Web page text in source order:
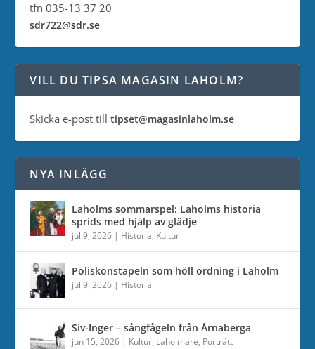
tfn 035-13 37 20
sdr722@sdr.se
VILL DU TIPSA MAGASIN LAHOLM?
Skicka e-post tilltipset@magasinlaholm.se
NYA INLÄGG
Laholms sommarspel: Laholms historia
sprids med hjälp av glädje
jul 9, 2026 | Historia, Kultur
Poliskonstapeln som höll ordning i Laholm
jul 9, 2026 | Historia
Siv-Inger – sångfågeln från Årnaberga
jun 15, 2026 | Kultur, Laholmare, Porträtt